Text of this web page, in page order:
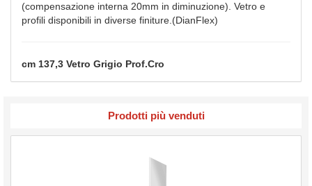
(compensazione interna 20mm in diminuzione). Vetro e
profili disponibili in diverse finiture.(DianFlex)
cm 137,3 Vetro Grigio Prof.Cro
Prodotti più venduti